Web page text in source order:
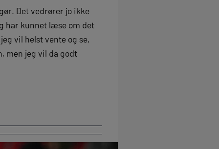
Det vedrører jo ikke
har kunnet læse om det
vil helst vente og se,
men jeg vil da godt